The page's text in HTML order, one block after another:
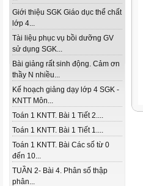
Giới thiệu SGK Giáo dục thể chất
lớp 4...
Tài liệu phục vụ bồi dưỡng GV
sử dụng SGK...
Bài giảng rất sinh động. Cảm ơn
thầy N nhiều...
Kế hoạch giảng dạy lớp 4 SGK -
KNTT Môn...
Toán 1 KNTT. Bài 1 Tiết 2....
Toán 1 KNTT. Bài 1 Tiết 1....
Toán 1 KNTT. Bài Các số từ 0
đến 10...
TUẦN 2- Bài 4. Phân số thập
phân...